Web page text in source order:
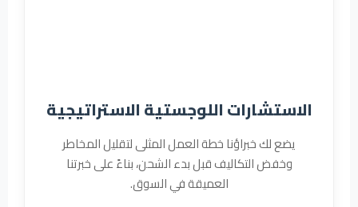
الاستشارات اللوجستية الاستراتيجية
يضع لك خبراؤنا خطة العمل المثلى لتقليل المخاطر
وخفض التكاليف قبل بدء الشحن، بناءً على خبرتنا
العميقة في السوق.